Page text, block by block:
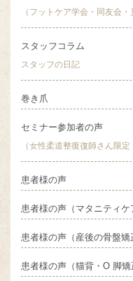
（フットケア学会・同友会・
スタッフコラム
スタッフの日記
巻き爪
セミナー参加者の声
（女性柔道整復復師さん限定
患者様の声
患者様の声（マタニティケ
患者様の声（産後の骨盤矯
患者様の声（猫背・O 脚矯